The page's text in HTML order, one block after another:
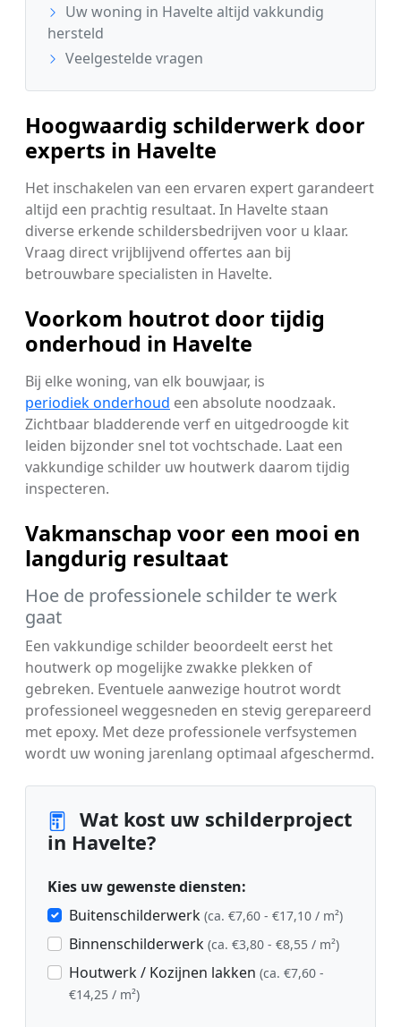
Uw woning in Havelte altijd vakkundig
hersteld
Veelgestelde vragen
Hoogwaardig schilderwerk door
experts in Havelte
Het inschakelen van een ervaren expert garandeert
altijd een prachtig resultaat. In Havelte staan
diverse erkende schildersbedrijven voor u klaar.
Vraag direct vrijblijvend offertes aan bij
betrouwbare specialisten in Havelte.
Voorkom houtrot door tijdig
onderhoud in Havelte
Bij elke woning, van elk bouwjaar, is
periodiek onderhoud een absolute noodzaak.
Zichtbaar bladderende verf en uitgedroogde kit
leiden bijzonder snel tot vochtschade. Laat een
vakkundige schilder uw houtwerk daarom tijdig
inspecteren.
Vakmanschap voor een mooi en
langdurig resultaat
Hoe de professionele schilder te werk
gaat
Een vakkundige schilder beoordeelt eerst het
houtwerk op mogelijke zwakke plekken of
gebreken. Eventuele aanwezige houtrot wordt
professioneel weggesneden en stevig gerepareerd
met epoxy. Met deze professionele verfsystemen
wordt uw woning jarenlang optimaal afgeschermd.
Wat kost uw schilderproject
in Havelte?
Kies uw gewenste diensten:
Buitenschilderwerk (ca. €7,60 - €17,10 / m²)
Binnenschilderwerk (ca. €3,80 - €8,55 / m²)
Houtwerk / Kozijnen lakken (ca. €7,60 -
€14,25 / m²)